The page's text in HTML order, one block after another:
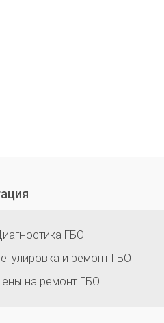
ГБО
и ремонт ГБО
на ремонт ГБО